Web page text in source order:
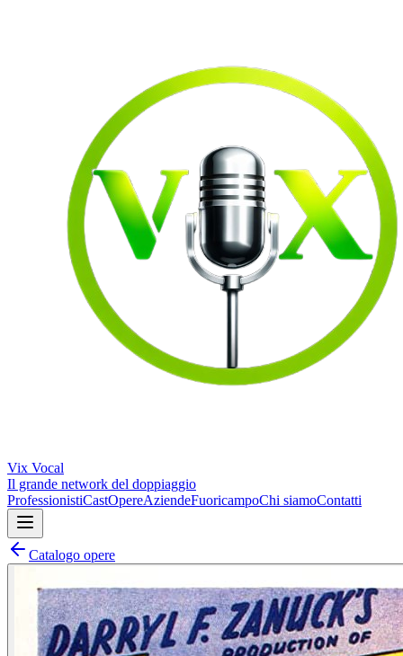
Vix Vocal
Il grande network del doppiaggio
ProfessionistiCastOpereAziendeFuoricampoChi siamoContatti
Catalogo opere